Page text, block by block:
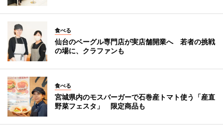
食べる
仙台のベーグル専門店が実店舗開業へ 若者の挑戦
の場に、クラファンも
食べる
宮城県内のモスバーガーで石巻産トマト使う「産直
野菜フェスタ」 限定商品も